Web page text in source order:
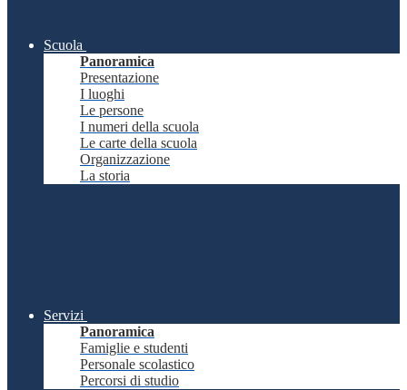
Scuola
Panoramica
Presentazione
I luoghi
Le persone
I numeri della scuola
Le carte della scuola
Organizzazione
La storia
Servizi
Panoramica
Famiglie e studenti
Personale scolastico
Percorsi di studio